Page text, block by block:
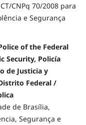
CNPq 70/2008 para
e Segurança
of the Federal
Security, Policía
de Justicia y
Federal /
de Brasília,
Segurança e